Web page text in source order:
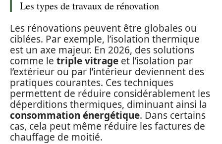
Les types de travaux de rénovation
Les rénovations peuvent être globales ou
ciblées. Par exemple, l’isolation thermique
est un axe majeur. En 2026, des solutions
comme le triple vitrage et l’isolation par
l’extérieur ou par l’intérieur deviennent des
pratiques courantes. Ces techniques
permettent de réduire considérablement les
déperditions thermiques, diminuant ainsi la
consommation énergétique. Dans certains
cas, cela peut même réduire les factures de
chauffage de moitié.